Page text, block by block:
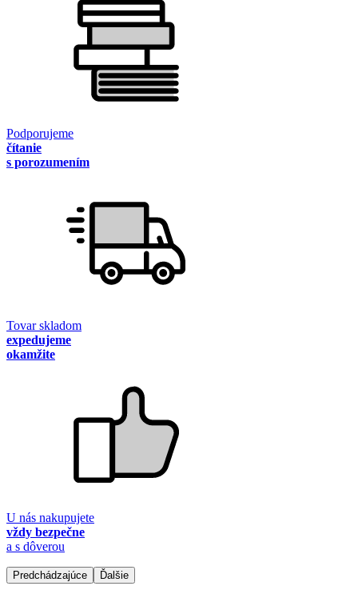
Podporujeme
čítanie
s porozumením
Tovar skladom
expedujeme
okamžite
U nás nakupujete
vždy bezpečne
a s dôverou
Predchádzajúce Ďalšie